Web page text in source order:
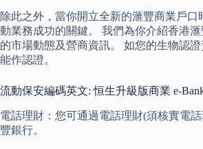
除此之外，當你開立全新的滙豐商業戶
動業務成功的關鍵。 我們為你介紹香港
的市場動態及營商資訊。 如您的生物認
能作認證。
流動保安編碼英文: 恒生升級版商業 e-
電話理財：您可通過電話理財(須核實電
豐銀行。